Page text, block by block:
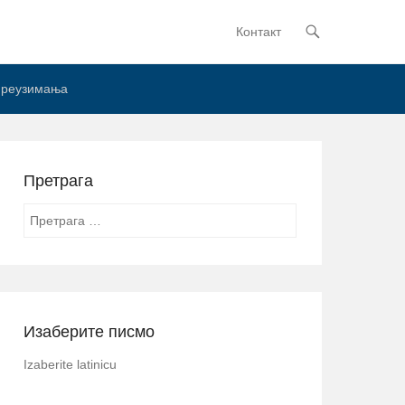
Primary Menu
Skip to content
Контакт
Претрага
Search
Изаберите писмо
Izaberite latinicu